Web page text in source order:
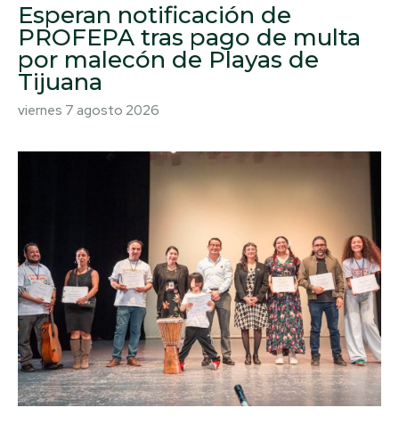
Esperan notificación de
PROFEPA tras pago de multa
por malecón de Playas de
Tijuana
viernes 7 agosto 2026